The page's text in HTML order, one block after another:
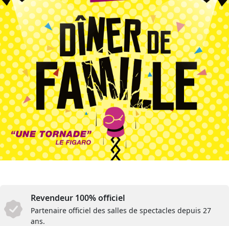
Revendeur 100% officiel
Partenaire officiel des salles de spectacles depuis 27
ans.